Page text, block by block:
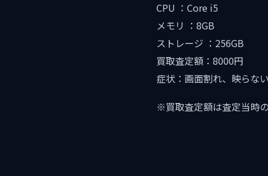
CPU ：Core i5
メモリ ：8GB
ストレージ ：256GB
買取査定額：8000円
症状：画面割れ、映らない
※買取査定額は査定当時の